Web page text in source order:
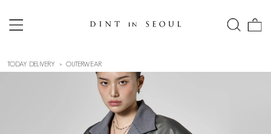
TODAY DELIVERY OUTERWEAR